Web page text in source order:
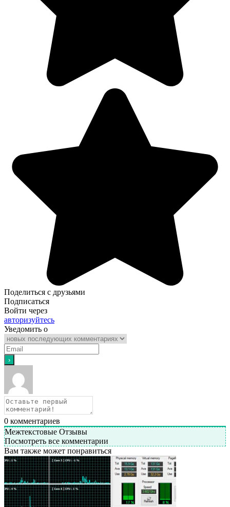
Поделиться с друзьями
Подписаться
Войти через
авторизуйтесь
Уведомить о
0 комментариев
Межтекстовые Отзывы
Посмотреть все комментарии
Вам также может понравиться